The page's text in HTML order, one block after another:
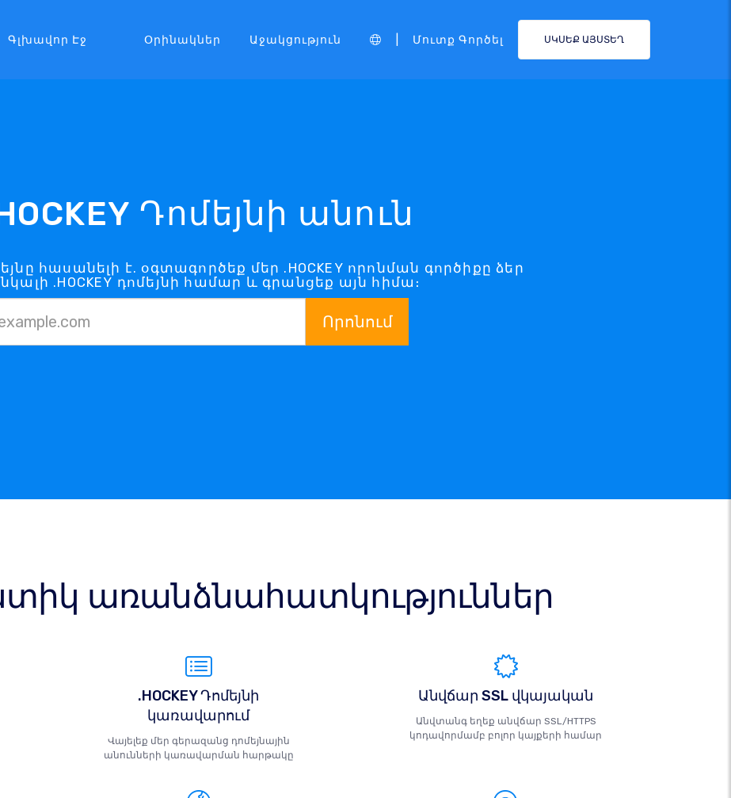
Գլխավոր Էջ Օրինակներ Աջակցություն Մուտք Գործել ՍԿՍԵՔ ԱՅՍՏԵՂ
Դոմեյնի անուն
հասանելի է. օգտագործեք մեր .HOCKEY որոնման գործիքը ձեր
.HOCKEY դոմեյնի համար և գրանցեք այն հիմա։
Որոնում
առանձնահատկություններ
.HOCKEY Դոմեյնի
կառավարում
Վայելեք մեր գերազանց դոմեյնային
անունների կառավարման հարթակը
Անվճար SSL վկայական
Անվտանգ եղեք անվճար SSL/HTTPS
կոդավորմամբ բոլոր կայքերի համար